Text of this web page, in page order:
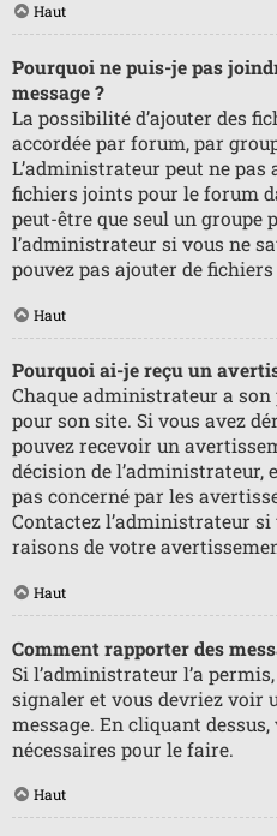
Haut
Pourquoi ne puis-je pas
message ?
La possibilité d’ajouter des
accordée par forum, par
L’administrateur peut ne pas
fichiers joints pour le forum
peut-être que seul un groupe
l’administrateur si vous ne
pouvez pas ajouter de
Haut
Pourquoi ai-je reçu un
Chaque administrateur a son
pour son site. Si vous avez
pouvez recevoir un
décision de l’administrateur,
pas concerné par les
Contactez l’administrateur si
raisons de votre
Haut
Comment rapporter des
Si l’administrateur l’a
signaler et vous devriez voir
message. En cliquant
nécessaires pour le faire.
Haut